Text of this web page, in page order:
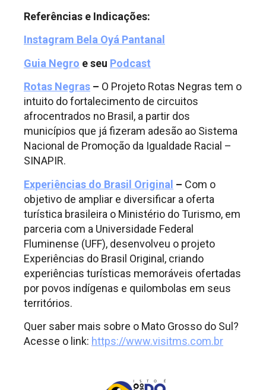
Referências e Indicações:
Instagram Bela Oyá Pantanal
Guia Negro e seu Podcast
Rotas Negras – O Projeto Rotas Negras tem o
intuito do fortalecimento de circuitos
afrocentrados no Brasil, a partir dos
municípios que já fizeram adesão ao Sistema
Nacional de Promoção da Igualdade Racial –
SINAPIR.
Experiências do Brasil Original – Com o
objetivo de ampliar e diversificar a oferta
turística brasileira o Ministério do Turismo, em
parceria com a Universidade Federal
Fluminense (UFF), desenvolveu o projeto
Experiências do Brasil Original, criando
experiências turísticas memoráveis ofertadas
por povos indígenas e quilombolas em seus
territórios.
Quer saber mais sobre o Mato Grosso do Sul?
Acesse o link: https://www.visitms.com.br